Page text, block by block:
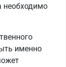
необходимо
именно